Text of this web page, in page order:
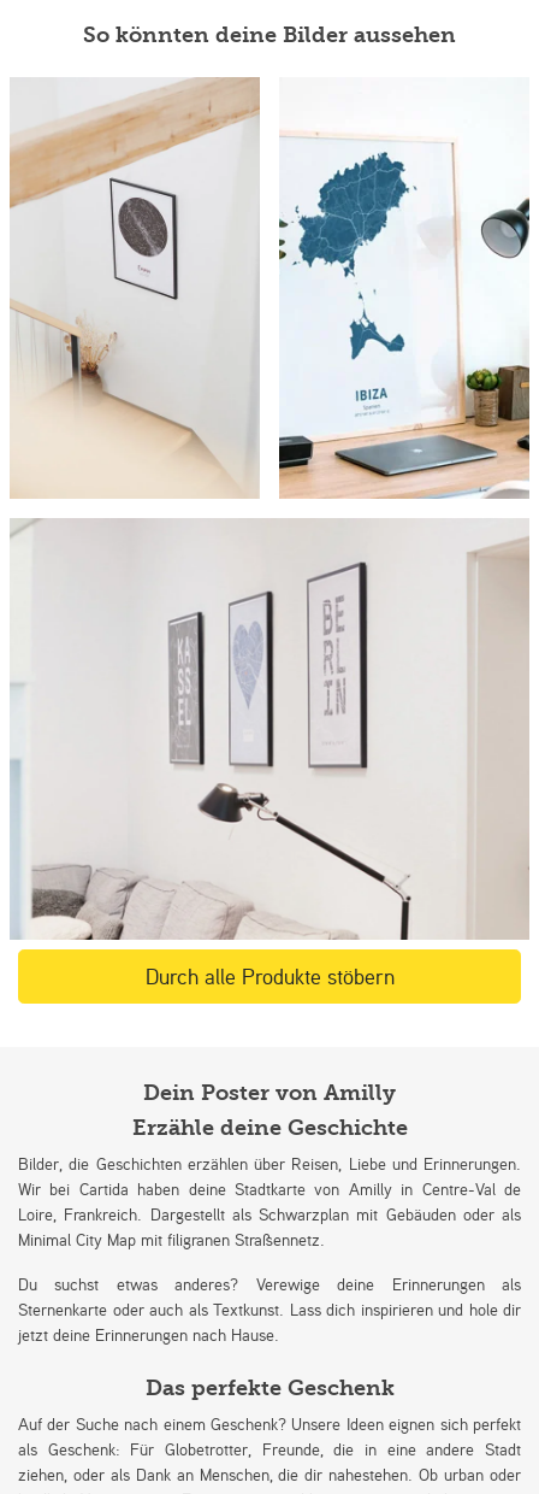
So könnten deine Bilder aussehen
Durch alle Produkte stöbern
Dein Poster von Amilly
Erzähle deine Geschichte
Bilder, die Geschichten erzählen über Reisen, Liebe und Erinnerungen.
Wir bei Cartida haben deine Stadtkarte von Amilly in Centre-Val de
Loire, Frankreich. Dargestellt als Schwarzplan mit Gebäuden oder als
Minimal City Map mit filigranen Straßennetz.
Du suchst etwas anderes? Verewige deine Erinnerungen als
Sternenkarte oder auch als Textkunst. Lass dich inspirieren und hole dir
jetzt deine Erinnerungen nach Hause.
Das perfekte Geschenk
Auf der Suche nach einem Geschenk? Unsere Ideen eignen sich perfekt
als Geschenk: Für Globetrotter, Freunde, die in eine andere Stadt
ziehen, oder als Dank an Menschen, die dir nahestehen. Ob urban oder